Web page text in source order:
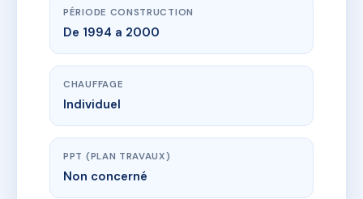
PÉRIODE CONSTRUCTION
De 1994 a 2000
CHAUFFAGE
Individuel
PPT (PLAN TRAVAUX)
Non concerné